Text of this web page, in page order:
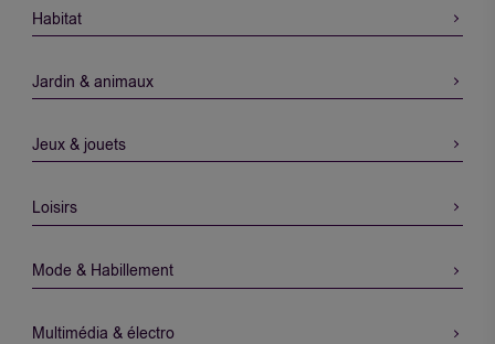
Habitat
Jardin & animaux
Jeux & jouets
Loisirs
Mode & Habillement
Multimédia & électro